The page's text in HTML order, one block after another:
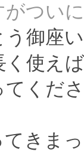
がつい
御座
く使え
てくだ
きま